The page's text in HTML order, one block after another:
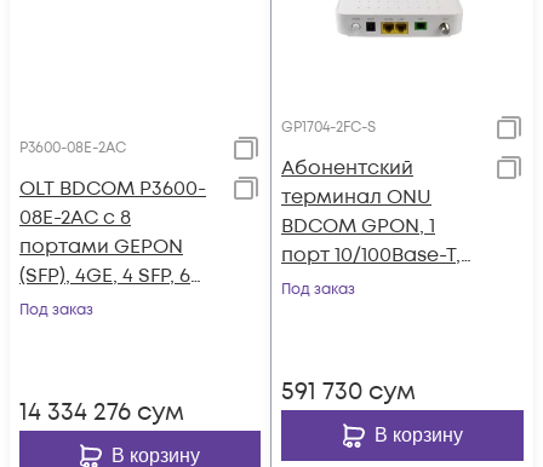
P3600-08E-2AC
OLT BDCOM P3600-
08E-2AC с 8
портами GEPON
(SFP), 4GE, 4 SFP, 6
SFP+, 2*AC
Под заказ
14 334 276 сум
В корзину
GP1704-2FC-S
Абонентский
терминал ONU
BDCOM GPON, 1
порт 10/100Base-T,
10/100/1000Base-T,
Под заказ
591 730 сум
В корзину